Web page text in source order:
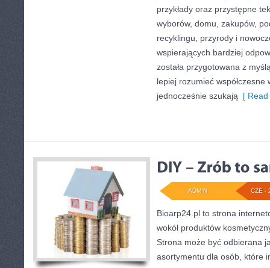
przykłady oraz przystępne
wyborów, domu, zakupów,
recyklingu, przyrody i
wspierających bardziej
została przygotowana z
lepiej rozumieć
jednocześnie szukają [
CZE -
ADMIN
Bioarp24.pl to strona
wokół produktów
Strona może być odbierana
asortymentu dla osób, które